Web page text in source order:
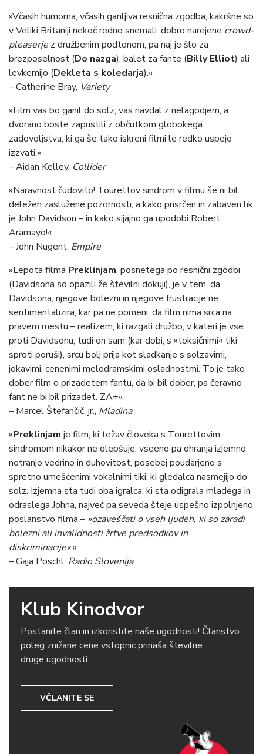
»Včasih humorna, včasih ganljiva resnična zgodba, kakršne so
v Veliki Britaniji nekoč redno snemali: dobro narejene crowd-
pleaserje z družbenim podtonom, pa naj je šlo za
brezposelnost (Do nazga), balet za fante (Billy Elliot) ali
levkemijo (Dekleta s koledarja).«
– Catherine Bray, Variety
»Film vas bo ganil do solz, vas navdal z nelagodjem, a
dvorano boste zapustili z občutkom globokega
zadovoljstva, ki ga še tako iskreni filmi le redko uspejo
izzvati.«
– Aidan Kelley, Collider
»Naravnost čudovito! Tourettov sindrom v filmu še ni bil
deležen zaslužene pozornosti, a kako prisrčen in zabaven lik
je John Davidson – in kako sijajno ga upodobi Robert
Aramayo!«
– John Nugent, Empire
»Lepota filma Preklinjam, posnetega po resnični zgodbi
(Davidsona so opazili že številni dokuji), je v tem, da
Davidsona, njegove bolezni in njegove frustracije ne
sentimentalizira, kar pa ne pomeni, da film nima srca na
pravem mestu – realizem, ki razgali družbo, v kateri je vse
proti Davidsonu, tudi on sam (kar dobi, s »toksičnimi« tiki
sproti poruši), srcu bolj prija kot sladkanje s solzavimi,
jokavimi, cenenimi melodramskimi osladnostmi. To je tako
dober film o prizadetem fantu, da bi bil dober, pa čeravno
fant ne bi bil prizadet. ZA+«
– Marcel Štefančič, jr., Mladina
»Preklinjam je film, ki težav človeka s Tourettovim
sindromom nikakor ne olepšuje, vseeno pa ohranja izjemno
notranjo vedrino in duhovitost, posebej poudarjeno s
spretno umeščenimi vokalnimi tiki, ki gledalca nasmejijo do
solz. Izjemna sta tudi oba igralca, ki sta odigrala mladega in
odraslega Johna, največ pa seveda šteje uspešno izpolnjeno
poslanstvo filma – »ozaveščati o vseh ljudeh, ki so zaradi
bolezni ali invalidnosti žrtve predsodkov in
diskriminacije«.«
– Gaja Pöschl, Radio Slovenija
Klub Kinodvor
Postanite član in izkoristite naše ugodnosti! Članstvo
poleg znižane cene vstopnic prinaša številne
druge ugodnosti.
VČLANITE SE